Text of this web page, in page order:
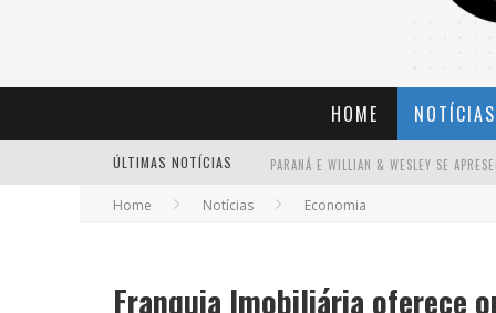
HOME NOTÍCIAS
ÚLTIMAS NOTÍCIAS
Home Notícias Economia
Franquia Imobiliária oferece